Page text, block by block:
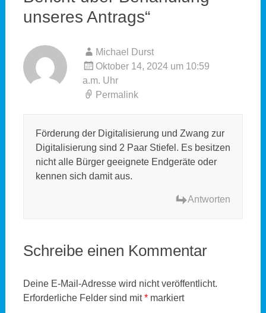
unseres Antrags“
Michael Durst
Oktober 14, 2024 um 10:59
a.m. Uhr
Permalink
Förderung der Digitalisierung und Zwang zur
Digitalisierung sind 2 Paar Stiefel. Es besitzen
nicht alle Bürger geeignete Endgeräte oder
kennen sich damit aus.
Antworten
Schreibe einen Kommentar
Deine E-Mail-Adresse wird nicht veröffentlicht.
Erforderliche Felder sind mit*markiert